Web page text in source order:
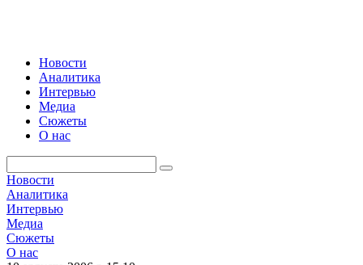
Новости
Аналитика
Интервью
Медиа
Сюжеты
О нас
Новости
Аналитика
Интервью
Медиа
Сюжеты
О нас